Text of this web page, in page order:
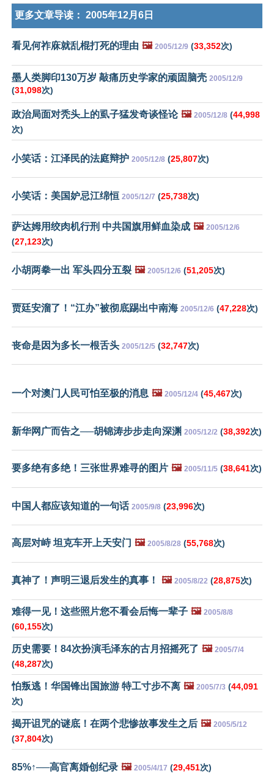
更多文章导读： 2005年12月6日
看见何祚庥就乱棍打死的理由 🖼️ 2005/12/9 (33,352次)
墨人类脚印130万岁 敲痛历史学家的顽固脑壳 2005/12/9
(31,098次)
政治局面对秃头上的虱子猛发奇谈怪论 🖼️ 2005/12/8 (44,998
次)
小笑话：江泽民的法庭辩护 2005/12/8 (25,807次)
小笑话：美国妒忌江绵恒 2005/12/7 (25,738次)
萨达姆用绞肉机行刑 中共国旗用鲜血染成 🖼️ 2005/12/6
(27,123次)
小胡两拳一出 军头四分五裂 🖼️ 2005/12/6 (51,205次)
贾廷安溜了！“江办”被彻底踢出中南海 2005/12/6 (47,228次)
丧命是因为多长一根舌头 2005/12/5 (32,747次)
一个对澳门人民可怕至极的消息 🖼️ 2005/12/4 (45,467次)
新华网广而告之──胡锦涛步步走向深渊 2005/12/2 (38,392次)
要多绝有多绝！三张世界难寻的图片 🖼️ 2005/11/5 (38,641次)
中国人都应该知道的一句话 2005/9/8 (23,996次)
高层对峙 坦克车开上天安门 🖼️ 2005/8/28 (55,768次)
真神了！声明三退后发生的真事！ 🖼️ 2005/8/22 (28,875次)
难得一见！这些照片您不看会后悔一辈子 🖼️ 2005/8/8
(60,155次)
历史需要！84次扮演毛泽东的古月招摇死了 🖼️ 2005/7/4
(48,287次)
怕叛逃！华国锋出国旅游 特工寸步不离 🖼️ 2005/7/3 (44,091
次)
揭开诅咒的谜底！在两个悲惨故事发生之后 🖼️ 2005/5/12
(37,804次)
85%↑──高官离婚创纪录 🖼️ 2005/4/17 (29,451次)